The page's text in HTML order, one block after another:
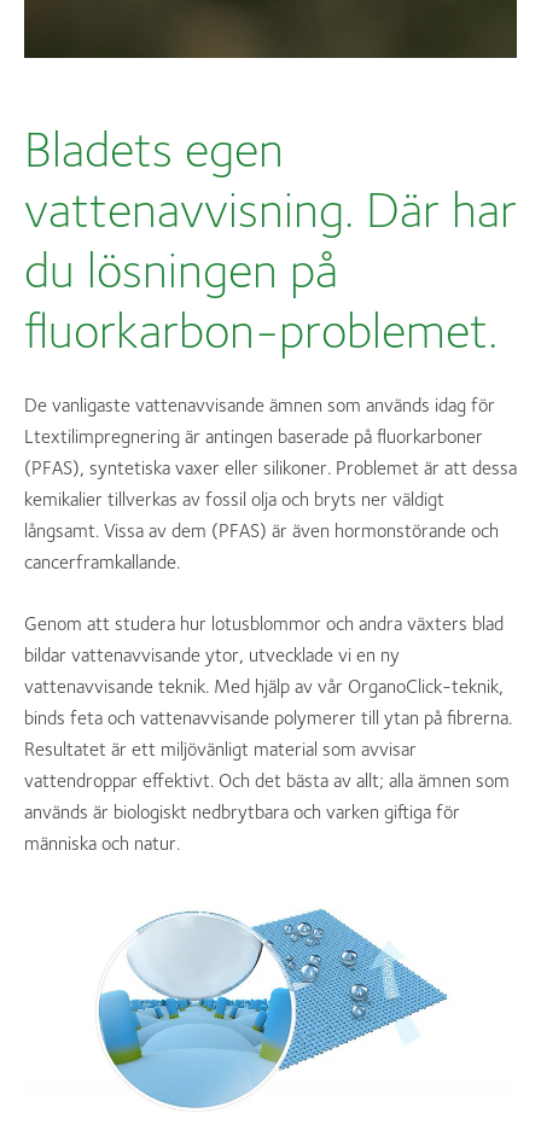
Bladets egen
vattenavvisning. Där har
du lösningen på
fluorkarbon-problemet.
De vanligaste vattenavvisande ämnen som används idag för
Ltextilimpregnering är antingen baserade på fluorkarboner
(PFAS), syntetiska vaxer eller silikoner. Problemet är att dessa
kemikalier tillverkas av fossil olja och bryts ner väldigt
långsamt. Vissa av dem (PFAS) är även hormonstörande och
cancerframkallande.
Genom att studera hur lotusblommor och andra växters blad
bildar vattenavvisande ytor, utvecklade vi en ny
vattenavvisande teknik. Med hjälp av vår OrganoClick-teknik,
binds feta och vattenavvisande polymerer till ytan på fibrerna.
Resultatet är ett miljövänligt material som avvisar
vattendroppar effektivt. Och det bästa av allt; alla ämnen som
används är biologiskt nedbrytbara och varken giftiga för
människa och natur.